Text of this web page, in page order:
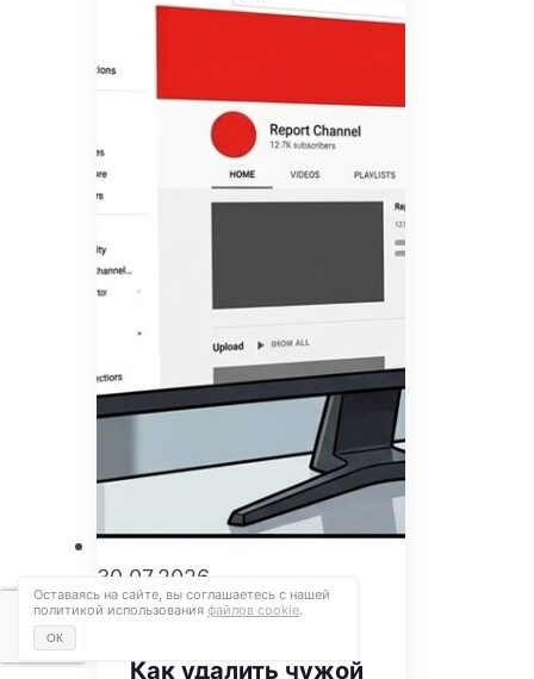
30.07.2026
Как удалить чужой
Оставаясь на сайте, вы соглашаетесь с нашей
политикой использования файлов cookie.
ОК